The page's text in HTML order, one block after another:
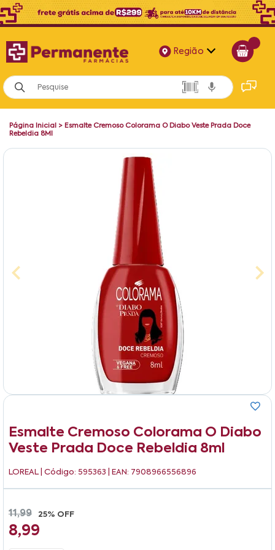
Região
Alagoas
Bahia
Página Inicial > Esmalte Cremoso Colorama O Diabo Veste Prada Doce
Rebeldia 8Ml
Esmalte Cremoso Colorama O Diabo
Veste Prada Doce Rebeldia 8ml
LOREAL | Código: 595363 | EAN: 7908966556896
11,99 25% OFF
8,99